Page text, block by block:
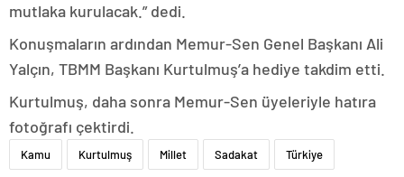
mutlaka kurulacak.” dedi.
Konuşmaların ardından Memur-Sen Genel Başkanı Ali
Yalçın, TBMM Başkanı Kurtulmuş’a hediye takdim etti.
Kurtulmuş, daha sonra Memur-Sen üyeleriyle hatıra
fotoğrafı çektirdi.
Kamu Kurtulmuş Millet Sadakat Türkiye